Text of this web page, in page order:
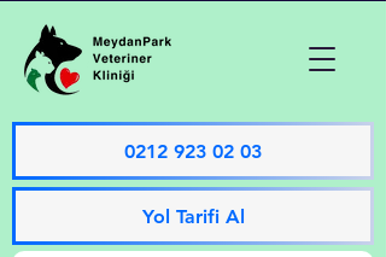
0212 923 02 03
Yol Tarifi Al